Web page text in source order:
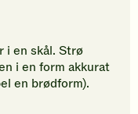
din
i en skål. Strø
i en form akkurat
en brødform).